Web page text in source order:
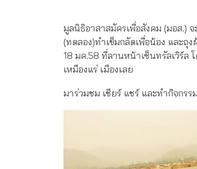
มูลนิธิอาสาสมัครเพื่อสังคม (มอส.)
(ทดลอง)ทำเข็มกลัดเพื่อน้อง และถุ
18 มค.58 ที่ลานหน้าเซ็นทรัลเวิร์ล
เหมืองแร่ เมืองเลย
มาร่วมชม เชียร์ แชร์ และทำกิจกร